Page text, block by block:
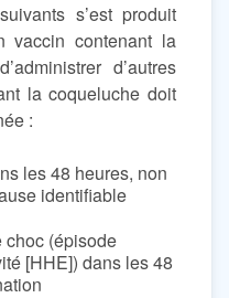
s’est produit
vaccin contenant la
d’autres
la coqueluche doit
:
les 48 heures, non
identifiable
choc (épisode
[HHE]) dans les 48